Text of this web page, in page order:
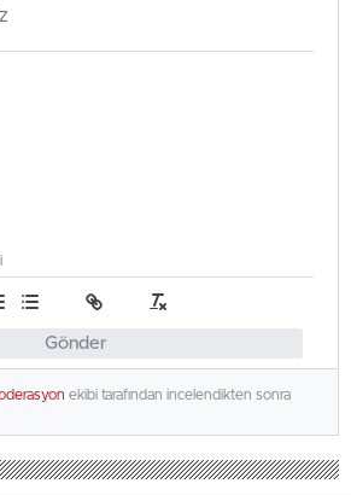
Gönder
ekibi tarafından incelendikten sonra